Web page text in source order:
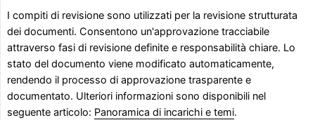
I compiti di revisione sono utilizzati per la revisione strutturata
dei documenti. Consentono un'approvazione tracciabile
attraverso fasi di revisione definite e responsabilità chiare. Lo
stato del documento viene modificato automaticamente,
rendendo il processo di approvazione trasparente e
documentato. Ulteriori informazioni sono disponibili nel
seguente articolo: Panoramica di incarichi e temi.